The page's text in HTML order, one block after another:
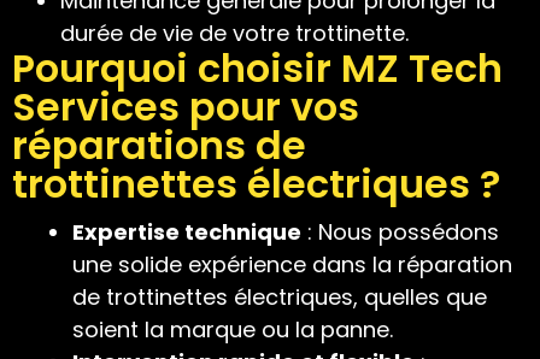
durée de vie de votre trottinette.
Pourquoi choisir MZ Tech
Services pour vos
réparations de
trottinettes électriques ?
Expertise technique : Nous possédons
une solide expérience dans la réparation
de trottinettes électriques, quelles que
soient la marque ou la panne.